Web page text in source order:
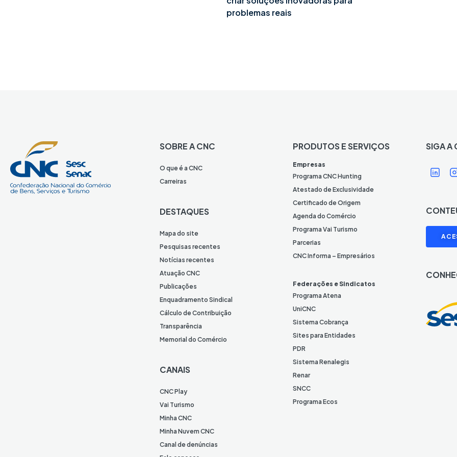
problemas reais
SOBRE A CNC
O que é a CNC
Carreiras
DESTAQUES
Mapa do site
Pesquisas recentes
Notícias recentes
Atuação CNC
Publicações
Enquadramento Sindical
Cálculo de Contribuição
Transparência
Memorial do Comércio
CANAIS
CNC Play
Vai Turismo
Minha CNC
Minha Nuvem CNC
Canal de denúncias
PRODUTOS E SERVIÇOS
Empresas
Programa CNC Hunting
Atestado de Exclusividade
Certificado de Origem
Agenda do Comércio
Programa Vai Turismo
Parcerias
CNC Informa – Empresários
Federações e Sindicatos
Programa Atena
UniCNC
Sistema Cobrança
Sites para Entidades
PDR
Sistema Renalegis
Renar
SNCC
Programa Ecos
SIGA A
Í
c
n
e
L
i
k
e
I
n
Í
I